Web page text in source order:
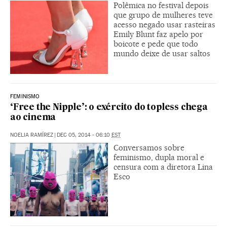
Polêmica no festival depois
que grupo de mulheres teve
acesso negado usar rasteiras
Emily Blunt faz apelo por
boicote e pede que todo
mundo deixe de usar saltos
FEMINISMO
‘Free the Nipple’: o exército do topless chega
ao cinema
NOELIA RAMÍREZ DEC 05, 2014 - 06:10 EST
Conversamos sobre
feminismo, dupla moral e
censura com a diretora Lina
Esco